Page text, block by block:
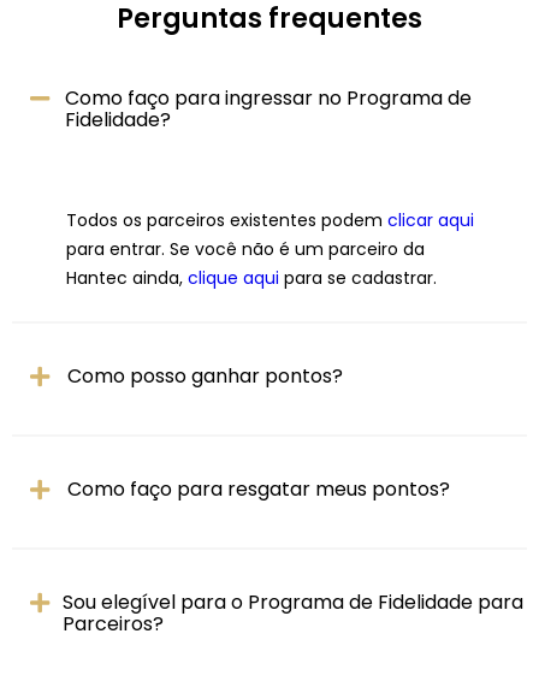
Perguntas frequentes
Como faço para ingressar no Programa de
Fidelidade?
Todos os parceiros existentes podem clicar aqui
para entrar. Se você não é um parceiro da
Hantec ainda, clique aqui para se cadastrar.
Como posso ganhar pontos?
Como faço para resgatar meus pontos?
Sou elegível para o Programa de Fidelidade para
Parceiros?